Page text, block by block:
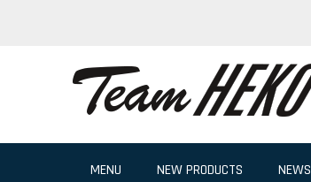
MENU NEW PRODUCTS NEWS